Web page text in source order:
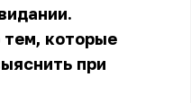
которые
при